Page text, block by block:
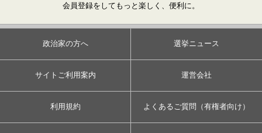
会員登録をしてもっと楽しく、便利に。
政治家の方へ 選挙ニュース
サイトご利用案内 運営会社
利用規約 よくあるご質問（有権者向け）